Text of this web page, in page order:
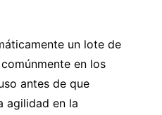
un lote de
en los
antes de que
agilidad en la